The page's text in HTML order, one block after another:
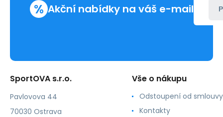
% Akční nabídky na váš e-mail
SportOVA s.r.o.
Pavlovova 44
70030 Ostrava
Vše o nákupu
Odstoupení od smlouvy
Kontakty